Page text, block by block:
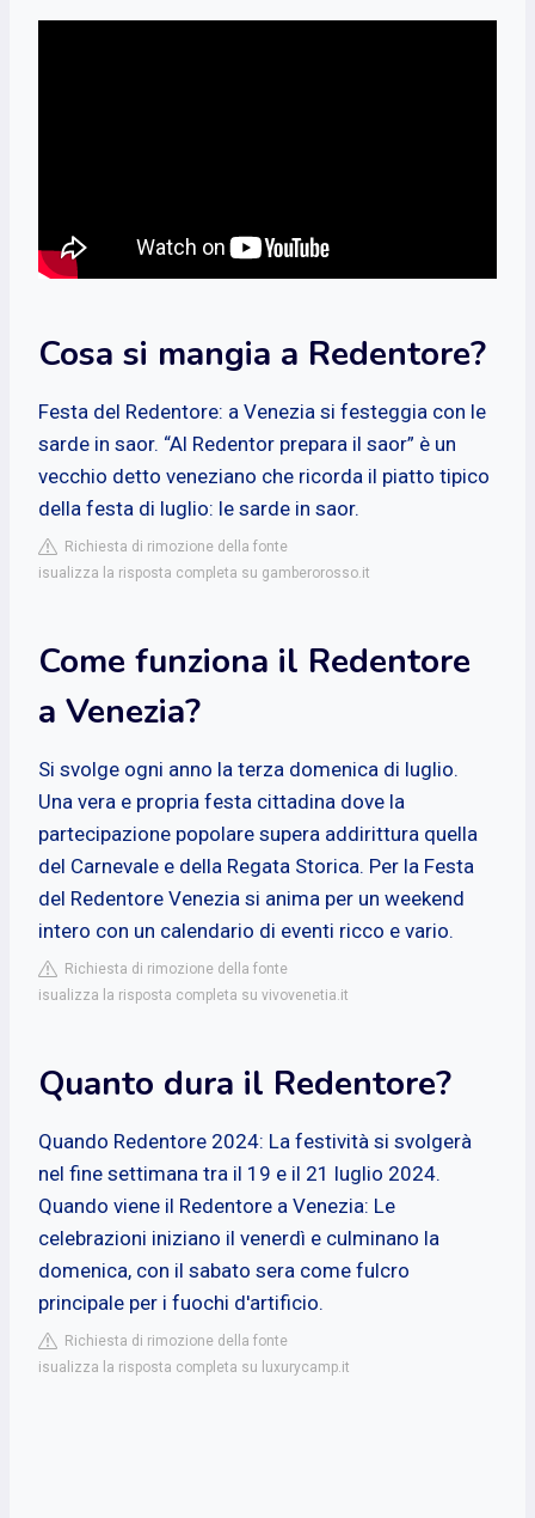
Cosa si mangia a Redentore?
Festa del Redentore: a Venezia si festeggia con le
sarde in saor. “Al Redentor prepara il saor” è un
vecchio detto veneziano che ricorda il piatto tipico
della festa di luglio: le sarde in saor.
Richiesta di rimozione della fonte
isualizza la risposta completa su gamberorosso.it
Come funziona il Redentore
a Venezia?
Si svolge ogni anno la terza domenica di luglio.
Una vera e propria festa cittadina dove la
partecipazione popolare supera addirittura quella
del Carnevale e della Regata Storica. Per la Festa
del Redentore Venezia si anima per un weekend
intero con un calendario di eventi ricco e vario.
Richiesta di rimozione della fonte
isualizza la risposta completa su vivovenetia.it
Quanto dura il Redentore?
Quando Redentore 2024: La festività si svolgerà
nel fine settimana tra il 19 e il 21 luglio 2024.
Quando viene il Redentore a Venezia: Le
celebrazioni iniziano il venerdì e culminano la
domenica, con il sabato sera come fulcro
principale per i fuochi d'artificio.
Richiesta di rimozione della fonte
isualizza la risposta completa su luxurycamp.it